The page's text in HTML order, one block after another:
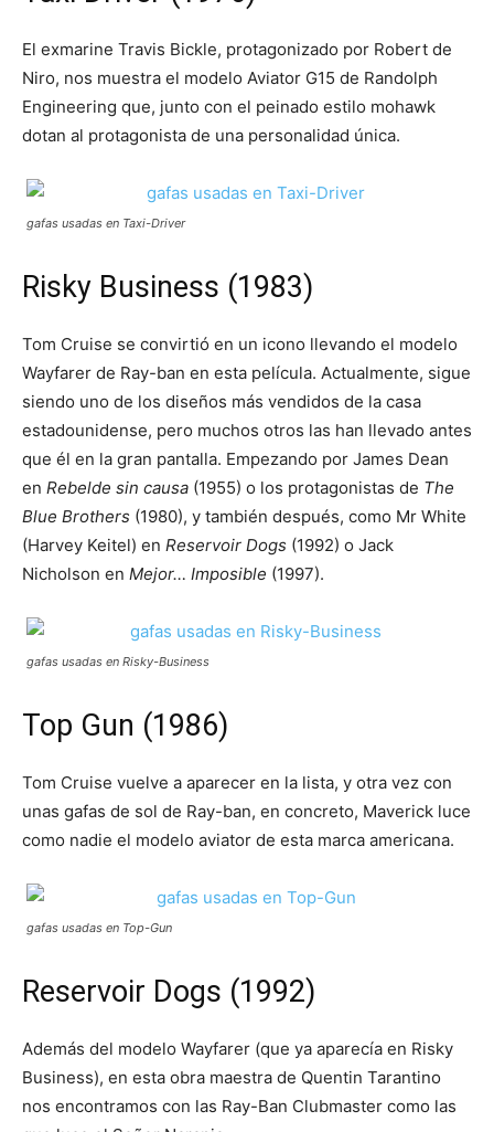
El exmarine Travis Bickle, protagonizado por Robert de
Niro, nos muestra el modelo Aviator G15 de Randolph
Engineering que, junto con el peinado estilo mohawk
dotan al protagonista de una personalidad única.
gafas usadas en Taxi-Driver
Risky Business (1983)
Tom Cruise se convirtió en un icono llevando el modelo
Wayfarer de Ray-ban en esta película. Actualmente, sigue
siendo uno de los diseños más vendidos de la casa
estadounidense, pero muchos otros las han llevado antes
que él en la gran pantalla. Empezando por James Dean
en Rebelde sin causa (1955) o los protagonistas de The
Blue Brothers (1980), y también después, como Mr White
(Harvey Keitel) en Reservoir Dogs (1992) o Jack
Nicholson en Mejor… Imposible (1997).
gafas usadas en Risky-Business
Top Gun (1986)
Tom Cruise vuelve a aparecer en la lista, y otra vez con
unas gafas de sol de Ray-ban, en concreto, Maverick luce
como nadie el modelo aviator de esta marca americana.
gafas usadas en Top-Gun
Reservoir Dogs (1992)
Además del modelo Wayfarer (que ya aparecía en Risky
Business), en esta obra maestra de Quentin Tarantino
nos encontramos con las Ray-Ban Clubmaster como las